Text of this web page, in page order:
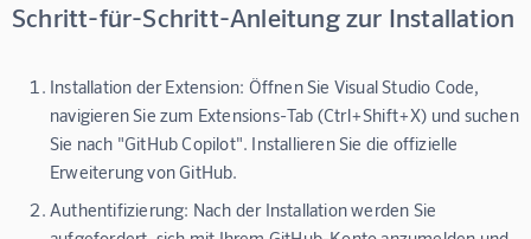
Schritt-für-Schritt-Anleitung zur Installation
Installation der Extension: Öffnen Sie Visual Studio Code,
navigieren Sie zum Extensions-Tab (Ctrl+Shift+X) und suchen
Sie nach "GitHub Copilot". Installieren Sie die offizielle
Erweiterung von GitHub.
Authentifizierung: Nach der Installation werden Sie